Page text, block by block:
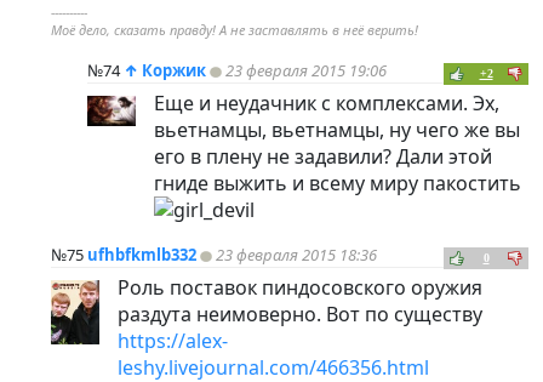
----------
Моё дело, сказать правду! А не заставлять в неё верить!
№74 ↑ Коржик 23 февраля 2015 19:06 +2
Еще и неудачник с комплексами. Эх,
вьетнамцы, вьетнамцы, ну чего же вы
его в плену не задавили? Дали этой
гниде выжить и всему миру пакостить
№75 ufhbfkmlb332 23 февраля 2015 18:36 0
Роль поставок пиндосовского оружия
раздута неимоверно. Вот по существу
https://alex-
leshy.livejournal.com/466356.html